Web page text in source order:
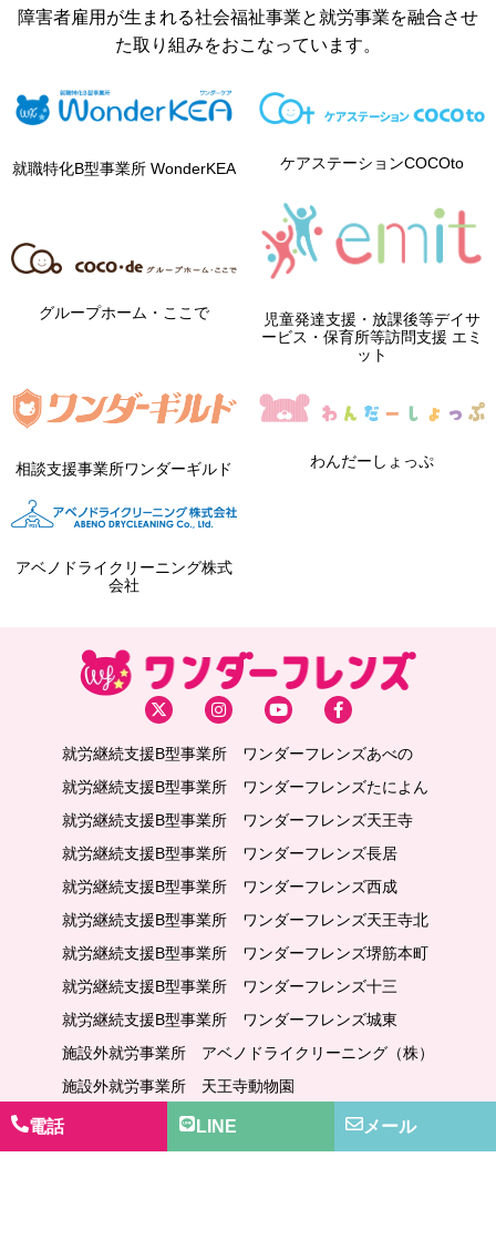
障害者雇用が生まれる社会福祉事業と就労事業を融合させ
た取り組みをおこなっています。
就職特化B型事業所 WonderKEA ケアステーションCOCOto
グループホーム・ここで
児童発達支援・放課後等デイサ
ービス・保育所等訪問支援 エミ
ット
相談支援事業所ワンダーギルド わんだーしょっぷ
アベノドライクリーニング株式
会社
就労継続支援B型事業所 ワンダーフレンズあべの
就労継続支援B型事業所 ワンダーフレンズたによん
就労継続支援B型事業所 ワンダーフレンズ天王寺
就労継続支援B型事業所 ワンダーフレンズ長居
就労継続支援B型事業所 ワンダーフレンズ西成
就労継続支援B型事業所 ワンダーフレンズ天王寺北
就労継続支援B型事業所 ワンダーフレンズ堺筋本町
就労継続支援B型事業所 ワンダーフレンズ十三
就労継続支援B型事業所 ワンダーフレンズ城東
施設外就労事業所 アベノドライクリーニング（株）
施設外就労事業所 天王寺動物園
就労継続支援B型事業所 ワンダーフレンズ神戸三田
就労継続支援B型事業所 ワンダーフレンズ神戸三宮
電話 LINE メール